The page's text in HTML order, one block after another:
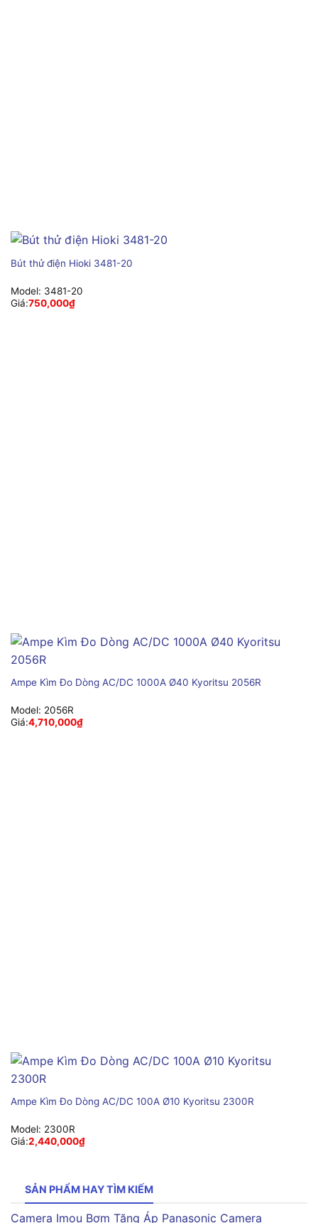
Bút thử điện Hioki 3481-20
Model: 3481-20
Giá:750,000₫
Ampe Kìm Đo Dòng AC/DC 1000A Ø40 Kyoritsu 2056R
Model: 2056R
Giá:4,710,000₫
Ampe Kìm Đo Dòng AC/DC 100A Ø10 Kyoritsu 2300R
Model: 2300R
Giá:2,440,000₫
SẢN PHẨM HAY TÌM KIẾM
Camera Imou Bơm Tăng Áp Panasonic Camera